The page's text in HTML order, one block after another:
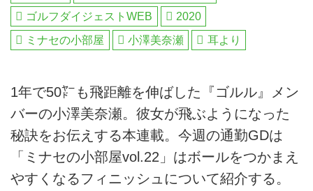
ゴルフダイジェストWEB
2020
ミナセの小部屋
小澤美奈瀬 耳より
1年で50㍎も飛距離を伸ばした『ゴルル』メン
バーの小澤美奈瀬。彼女が飛ぶようになった
秘訣をお伝えする本連載。今週の通勤GDは
「ミナセの小部屋vol.22」はボールをつかまえ
やすくなるフィニッシュについて紹介する。